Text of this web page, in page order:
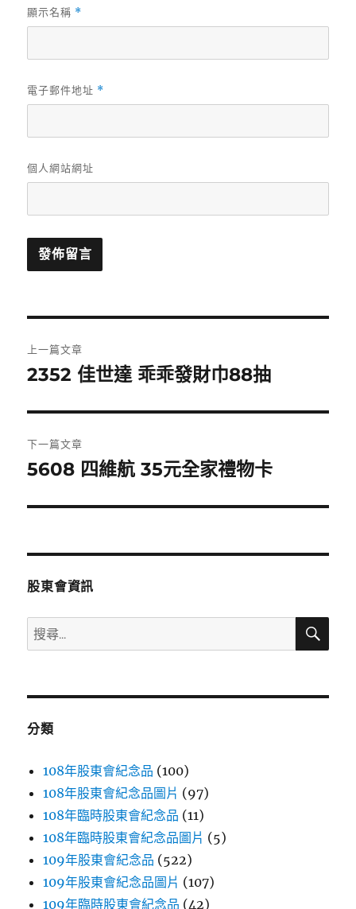
顯示名稱 *
電子郵件地址 *
個人網站網址
章
覽
上一篇文章
上
篇
文
章:
2352 佳世達 乖乖發財巾88抽
下一篇文章
下
篇
章:
5608 四維航 35元全家禮物卡
股東會資訊
搜
尋
鍵
搜
分類
108年股東會紀念品 (100)
108年股東會紀念品圖片 (97)
108年臨時股東會紀念品 (11)
108年臨時股東會紀念品圖片 (5)
109年股東會紀念品 (522)
109年股東會紀念品圖片 (107)
109年臨時股東會紀念品 (42)